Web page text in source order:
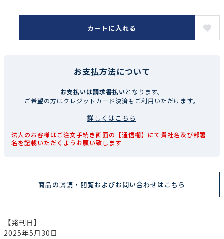
カートに入れる
お支払方法について
お支払いは請求書払いとなります。
ご希望の方はクレジットカード決済もご利用いただけます。
詳しくはこちら
法人のお客様はご注文手続き画面の【通信欄】にて貴社名及び部署
名を記載いただくようお願い致します
商品の試読・閲覧およびお問い合わせはこちら
【発刊日】
2025年5月30日